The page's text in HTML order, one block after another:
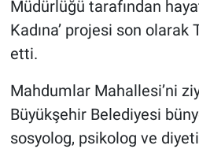
Müdürlüğü tarafından
Kadına’ projesi son olarak
etti.
Mahdumlar Mahallesi’ni
Büyükşehir Belediyesi
sosyolog, psikolog ve